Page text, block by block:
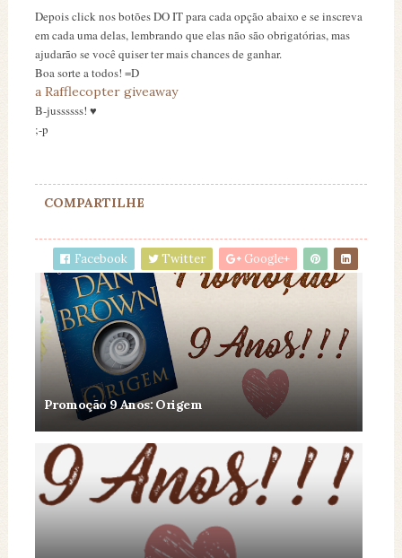
Depois click nos botões DO IT para cada opção abaixo e se inscreva
em cada uma delas, lembrando que elas não são obrigatórias, mas
ajudarão se você quiser ter mais chances de ganhar.
Boa sorte a todos! =D
a Rafflecopter giveaway
B-jussssss! ♥
;-p
COMPARTILHE
Facebook Twitter Google+
Promoção 9 Anos: Origem